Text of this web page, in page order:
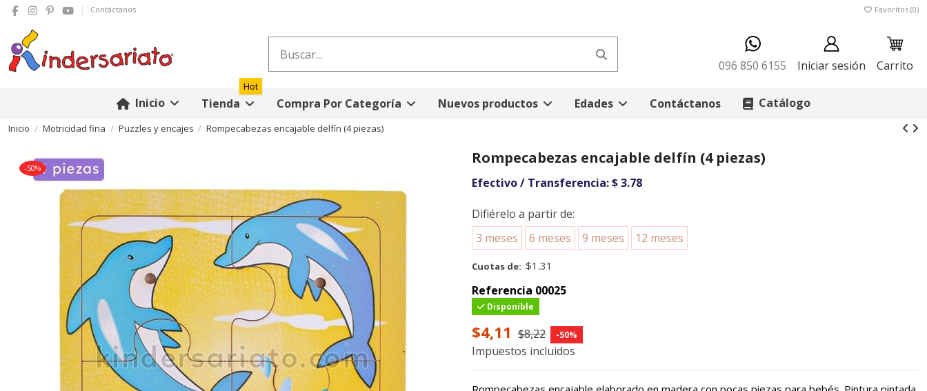
Contáctanos Favoritos (0)
096 850 6155 Iniciar sesión Carrito
Inicio Tienda
Hot
Compra Por Categoría Nuevos productos Edades Contáctanos Catálogo
Inicio Motricidad fina Puzzles y encajes Rompecabezas encajable delfín (4 piezas)
-50%
Rompecabezas encajable delfín (4 piezas)
Efectivo / Transferencia:$ 3.78
Difiérelo a partir de:
3 meses
6 meses 9 meses 12 meses
Cuotas de: $1.31
Referencia 00025
Disponible
$4,11 $8,22 -50%
Impuestos incluidos